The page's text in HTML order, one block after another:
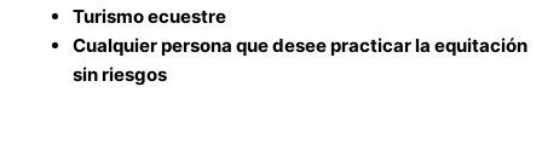
Turismo ecuestre
Cualquier persona que desee practicar la equitación
sin riesgos